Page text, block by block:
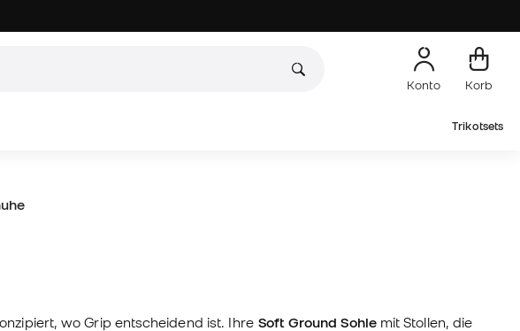
Konto Korb
Trikotsets
wo Grip entscheidend ist. Ihre Soft Ground Sohlemit Stollen, die